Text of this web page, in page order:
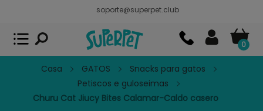
soporte@superpet.club
0
Casa GATOS
Snacks para gatos
Petiscos e guloseimas
Churu Cat Jiucy Bites Calamar-Caldo casero
Superpet, comida para mascotas
APP GRATIS - En Google Play